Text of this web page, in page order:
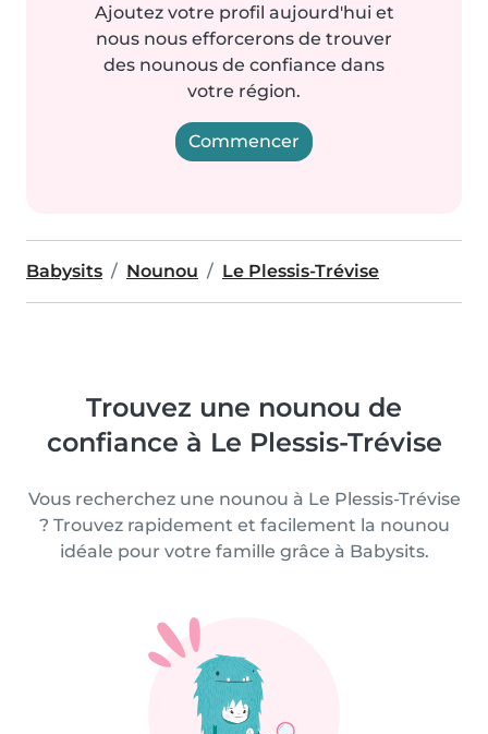
Ajoutez votre profil aujourd'hui et
nous nous efforcerons de trouver
des nounous de confiance dans
votre région.
Commencer
Babysits Nounou Le Plessis-Trévise
Trouvez une nounou de
confiance à Le Plessis-Trévise
Vous recherchez une nounou à Le Plessis-Trévise
? Trouvez rapidement et facilement la nounou
idéale pour votre famille grâce à Babysits.